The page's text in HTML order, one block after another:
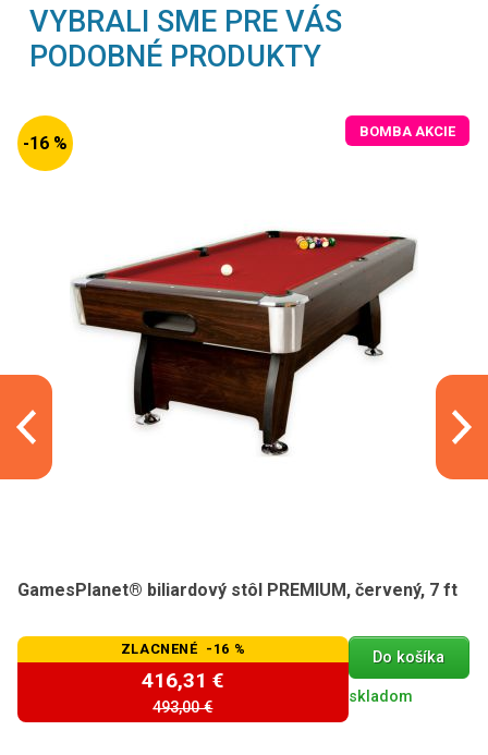
VYBRALI SME PRE VÁS
PODOBNÉ PRODUKTY
-16 %
BOMBA AKCIE
GamesPlanet® biliardový stôl PREMIUM, červený, 7 ft
ZLACNENÉ -16 %
416,31 €
493,00 €
Do košíka
skladom